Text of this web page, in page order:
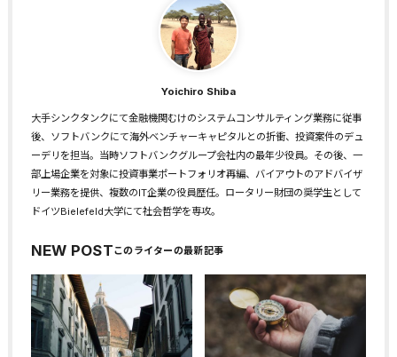
Yoichiro Shiba
大手シンクタンクにて金融機関むけのシステムコンサルティング業務に従事
後、ソフトバンクにて海外ベンチャーキャピタルとの折衝、投資案件のデュ
ーデリを担当。当時ソフトバンクグループ会社内の最年少役員。その後、一
部上場企業を対象に投資事業ポートフォリオ再編、バイアウトのアドバイザ
リー業務を提供、複数のIT企業の役員歴任。ロータリー財団の奨学生として
ドイツBielefeld大学にて社会哲学を専攻。
NEW POST